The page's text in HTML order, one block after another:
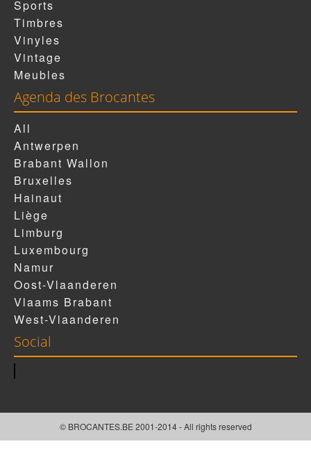
Sports
Timbres
Vinyles
Vintage
Meubles
Agenda des Brocantes
All
Antwerpen
Brabant Wallon
Bruxelles
Hainaut
Liège
Limburg
Luxembourg
Namur
Oost-Vlaanderen
Vlaams Brabant
West-Vlaanderen
Social
© BROCANTES.BE 2001-2014 - All rights reserved